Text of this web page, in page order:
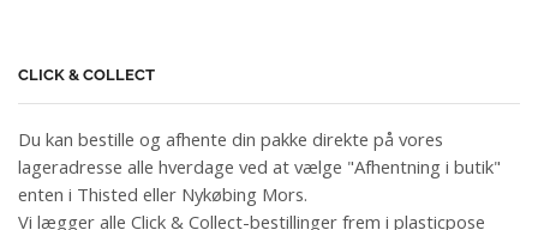
CLICK & COLLECT
Du kan bestille og afhente din pakke direkte på vores
lageradresse alle hverdage ved at vælge "Afhentning i butik"
enten i Thisted eller Nykøbing Mors.
Vi lægger alle Click & Collect-bestillinger frem i plasticpose